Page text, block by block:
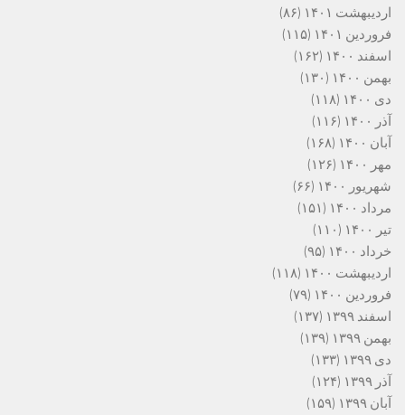
اردیبهشت ۱۴۰۱
(۸۶)
فروردین ۱۴۰۱
(۱۱۵)
اسفند ۱۴۰۰
(۱۶۲)
بهمن ۱۴۰۰
(۱۳۰)
دی ۱۴۰۰
(۱۱۸)
آذر ۱۴۰۰
(۱۱۶)
آبان ۱۴۰۰
(۱۶۸)
مهر ۱۴۰۰
(۱۲۶)
شهریور ۱۴۰۰
(۶۶)
مرداد ۱۴۰۰
(۱۵۱)
تیر ۱۴۰۰
(۱۱۰)
خرداد ۱۴۰۰
(۹۵)
اردیبهشت ۱۴۰۰
(۱۱۸)
فروردین ۱۴۰۰
(۷۹)
اسفند ۱۳۹۹
(۱۳۷)
بهمن ۱۳۹۹
(۱۳۹)
دی ۱۳۹۹
(۱۳۳)
آذر ۱۳۹۹
(۱۲۴)
آبان ۱۳۹۹
(۱۵۹)